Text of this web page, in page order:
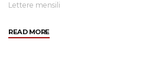
Lettere mensili
READ MORE"Dicembre